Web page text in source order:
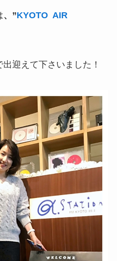
、”KYOTO AIR
迎えて下さいました！